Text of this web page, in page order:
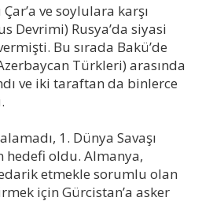
Çar’a ve soylulara karşı
Devrimi) Rusya’da siyasi
Bu sırada Bakü’de
Türkleri) arasında
ve iki taraftan da binlerce
1. Dünya Savaşı
hedefi oldu. Almanya,
etmekle sorumlu olan
için Gürcistan’a asker